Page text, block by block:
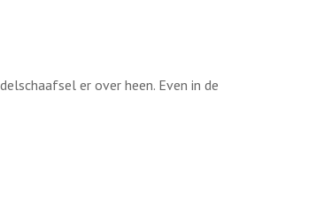
er over heen. Even in de